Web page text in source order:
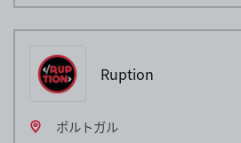
Ruption
ポルトガル